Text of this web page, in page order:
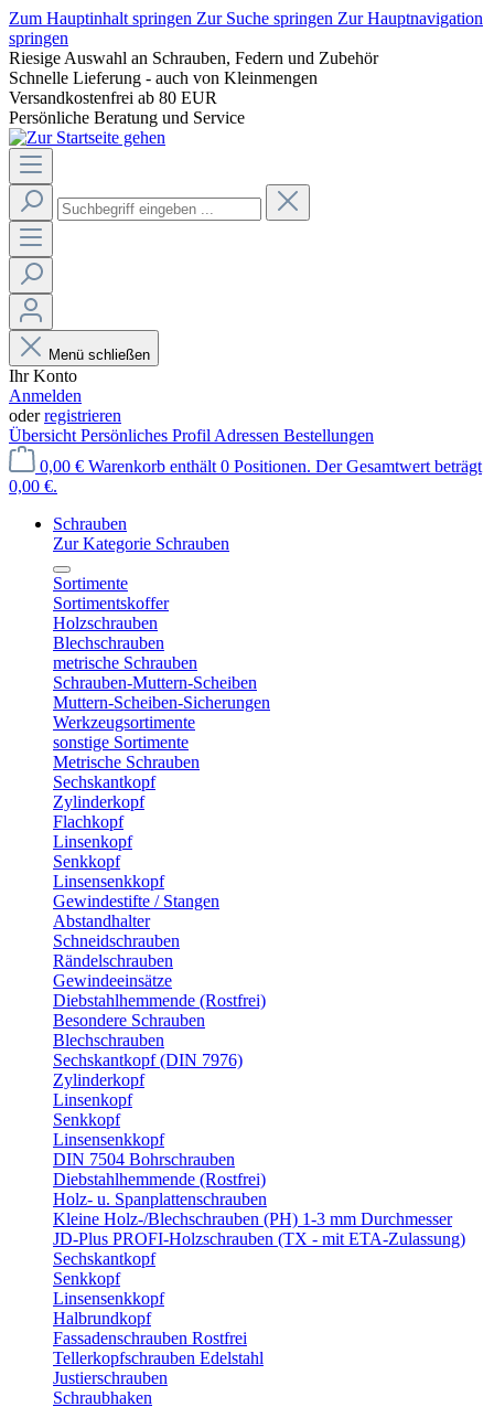
Zum Hauptinhalt springen Zur Suche springen Zur Hauptnavigation
springen
Riesige Auswahl an Schrauben, Federn und Zubehör
Schnelle Lieferung - auch von Kleinmengen
Versandkostenfrei ab 80 EUR
Persönliche Beratung und Service
Menü schließen
Ihr Konto
Anmelden
oderregistrieren
Übersicht Persönliches Profil Adressen Bestellungen
0,00 € Warenkorb enthält 0 Positionen. Der Gesamtwert beträgt
0,00 €.
Schrauben
Zur Kategorie Schrauben
Sortimente
Sortimentskoffer
Holzschrauben
Blechschrauben
metrische Schrauben
Schrauben-Muttern-Scheiben
Muttern-Scheiben-Sicherungen
Werkzeugsortimente
sonstige Sortimente
Metrische Schrauben
Sechskantkopf
Zylinderkopf
Flachkopf
Linsenkopf
Senkkopf
Linsensenkkopf
Gewindestifte / Stangen
Abstandhalter
Schneidschrauben
Rändelschrauben
Gewindeeinsätze
Diebstahlhemmende (Rostfrei)
Besondere Schrauben
Blechschrauben
Sechskantkopf (DIN 7976)
Zylinderkopf
Linsenkopf
Senkkopf
Linsensenkkopf
DIN 7504 Bohrschrauben
Diebstahlhemmende (Rostfrei)
Holz- u. Spanplattenschrauben
Kleine Holz-/Blechschrauben (PH) 1-3 mm Durchmesser
JD-Plus PROFI-Holzschrauben (TX - mit ETA-Zulassung)
Sechskantkopf
Senkkopf
Linsensenkkopf
Halbrundkopf
Fassadenschrauben Rostfrei
Tellerkopfschrauben Edelstahl
Justierschrauben
Schraubhaken